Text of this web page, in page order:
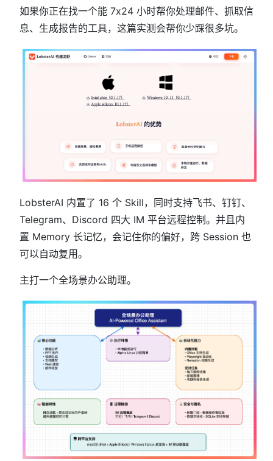
如果你正在找一个能 7x24 小时帮你处理邮件、抓取信
息、生成报告的工具，这篇实测会帮你少踩很多坑。
LobsterAI 内置了 16 个 Skill，同时支持飞书、钉钉、
Telegram、Discord 四大 IM 平台远程控制。并且内
置 Memory 长记忆，会记住你的偏好，跨 Session 也
可以自动复用。
主打一个全场景办公助理。